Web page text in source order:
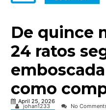
De quince
24 ratos
como
April 25, 2026
johan1233 No